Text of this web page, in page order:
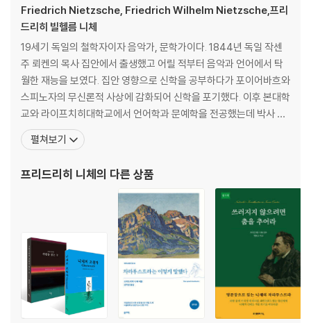
1장 세 가지 변화에 대하여
2장 덕의 강단들에 대하여
3장 배후세계를 믿는 사람에 대하여
4장 몸을 경멸하는 자들에 대하여
5장 기쁨과 열정에 대하여
6장 창백한 범죄자에 대하여
7장 읽기와 쓰기에 대하여
9장 죽음을 설교하는 자들에 대하여
11장 새로운 우상에 대하여
12장 시장의 파리 떼에 대하여
15장 천 개의 목표와 하나의 목표에 대하여
16장 이웃사랑에 대하여
17장 창조자의 길에 대하여
18장 젊은 여자와 노파에 대하여
19장 독사의 묾에 대하여
Friedrich Nietzsche, Friedrich Wilhelm Nietzsche,프리
드리히 빌헬름 니체
19세기 독일의 철학자이자 음악가, 문학가이다. 1844년 독일 작센
주 뢰켄의 목사 집안에서 출생했고 어릴 적부터 음악과 언어에서 탁
월한 재능을 보였다. 집안 영향으로 신학을 공부하다가 포이어바흐와
스피노자의 무신론적 사상에 감화되어 신학을 포기했다. 이후 본대학
교와 라이프치히대학교에서 언어학과 문예학을 전공했는데 박사 논
문을 제출하기 전에 이미 명문대인 스위스 바젤대학교에 초빙될 만큼
뛰어난 학생이었다. 1869년부터 스위스 바젤대학교에서 고전문헌
었다. 편두통과 위통에 시달리는 데다가 우울증까지 앓았지만
펼쳐보기
프리드리히 니체의 다른 상품